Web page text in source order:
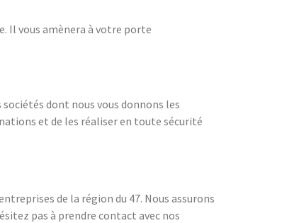
Il vous amènera à votre porte
dont nous vous donnons les
et de les réaliser en toute sécurité
de la région du 47. Nous assurons
pas à prendre contact avec nos